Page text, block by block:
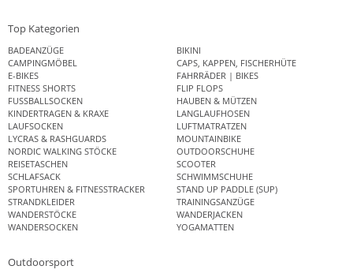
Top Kategorien
BADEANZÜGE
BIKINI
CAMPINGMÖBEL
CAPS, KAPPEN, FISCHERHÜTE
E-BIKES
FAHRRÄDER | BIKES
FITNESS SHORTS
FLIP FLOPS
FUSSBALLSOCKEN
HAUBEN & MÜTZEN
KINDERTRAGEN & KRAXE
LANGLAUFHOSEN
LAUFSOCKEN
LUFTMATRATZEN
LYCRAS & RASHGUARDS
MOUNTAINBIKE
NORDIC WALKING STÖCKE
OUTDOORSCHUHE
REISETASCHEN
SCOOTER
SCHLAFSACK
SCHWIMMSCHUHE
SPORTUHREN & FITNESSTRACKER
STAND UP PADDLE (SUP)
STRANDKLEIDER
TRAININGSANZÜGE
WANDERSTÖCKE
WANDERJACKEN
WANDERSOCKEN
YOGAMATTEN
Outdoorsport